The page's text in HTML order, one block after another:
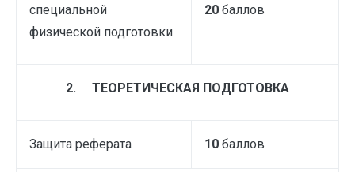
специальной
физической подготовки
20 баллов
2. ТЕОРЕТИЧЕСКАЯ ПОДГОТОВКА
Защита реферата 10 баллов